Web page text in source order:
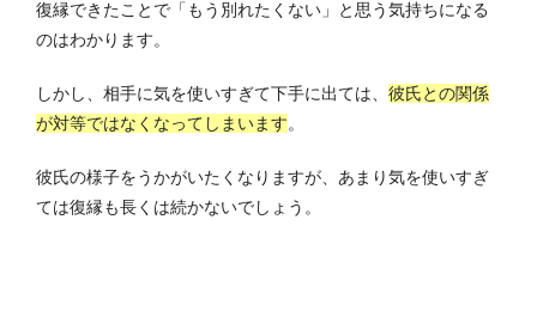
復縁できたことで「もう別れたくない」と思う気持ちになる
のはわかります。
しかし、相手に気を使いすぎて下手に出ては、 彼氏との関係
が対等ではなくなってしまいます。
彼氏の様子をうかがいたくなりますが、あまり気を使いすぎ
ては復縁も長くは続かないでしょう。